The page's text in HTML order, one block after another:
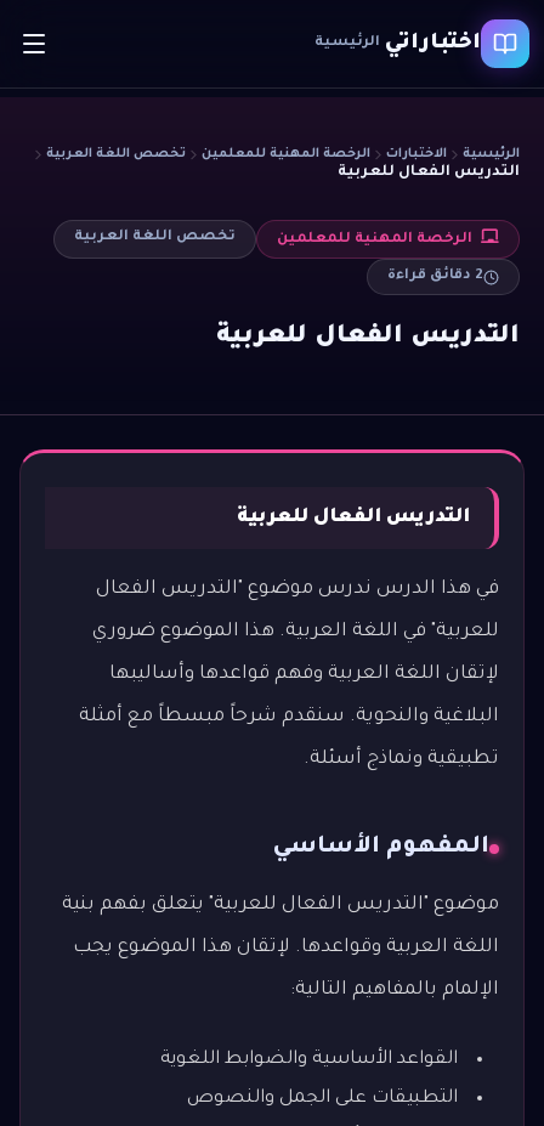
اختباراتي الرئيسية
الرئيسية الاختبارات الرخصة المهنية للمعلمين تخصص اللغة العربية
التدريس الفعال للعربية
الرخصة المهنية للمعلمين تخصص اللغة العربية
2 دقائق قراءة
التدريس الفعال للعربية
التدريس الفعال للعربية
في هذا الدرس ندرس موضوع "التدريس الفعال
للعربية" في اللغة العربية. هذا الموضوع ضروري
لإتقان اللغة العربية وفهم قواعدها وأساليبها
البلاغية والنحوية. سنقدم شرحاً مبسطاً مع أمثلة
تطبيقية ونماذج أسئلة.
المفهوم الأساسي
موضوع "التدريس الفعال للعربية" يتعلق بفهم بنية
اللغة العربية وقواعدها. لإتقان هذا الموضوع يجب
الإلمام بالمفاهيم التالية:
القواعد الأساسية والضوابط اللغوية
التطبيقات على الجمل والنصوص